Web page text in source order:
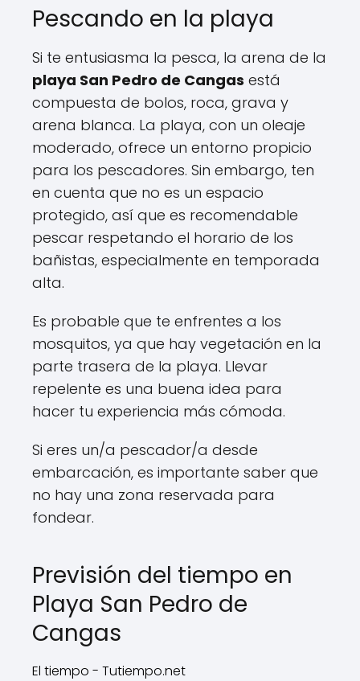
Pescando en la playa
Si te entusiasma la pesca, la arena de la
playa San Pedro de Cangas está
compuesta de bolos, roca, grava y
arena blanca. La playa, con un oleaje
moderado, ofrece un entorno propicio
para los pescadores. Sin embargo, ten
en cuenta que no es un espacio
protegido, así que es recomendable
pescar respetando el horario de los
bañistas, especialmente en temporada
alta.
Es probable que te enfrentes a los
mosquitos, ya que hay vegetación en la
parte trasera de la playa. Llevar
repelente es una buena idea para
hacer tu experiencia más cómoda.
Si eres un/a pescador/a desde
embarcación, es importante saber que
no hay una zona reservada para
fondear.
Previsión del tiempo en
Playa San Pedro de
Cangas
El tiempo - Tutiempo.net